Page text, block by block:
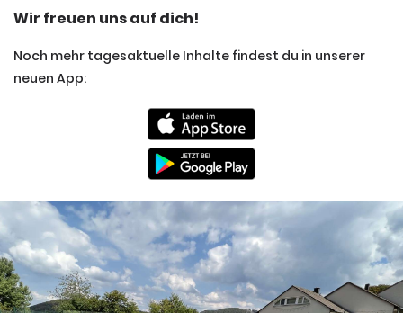
Wir freuen uns auf dich!
Noch mehr tagesaktuelle Inhalte findest du in unserer
neuen App: